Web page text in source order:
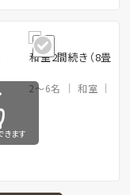
和室2間続き（8畳＋6
2～6名 和室
ます